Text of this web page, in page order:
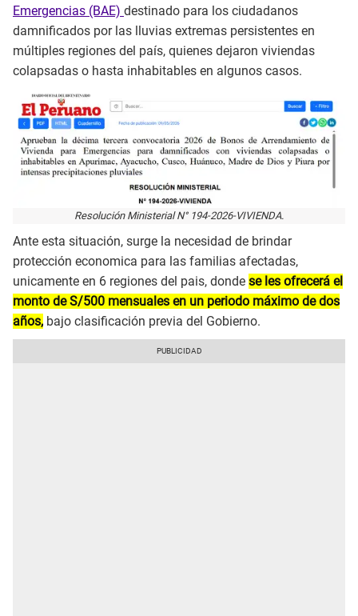
Emergencias (BAE) destinado para los ciudadanos
damnificados por las lluvias extremas persistentes en
múltiples regiones del país, quienes dejaron viviendas
colapsadas o hasta inhabitables en algunos casos.
Resolución Ministerial N° 194-2026-VIVIENDA.
Ante esta situación, surge la necesidad de brindar
protección economica para las familias afectadas,
unicamente en 6 regiones del pais, donde se les ofrecerá el
monto de S/500 mensuales en un periodo máximo de dos
años, bajo clasificación previa del Gobierno.